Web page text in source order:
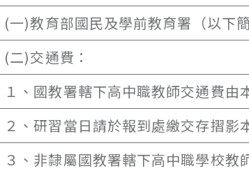
(一)教育部國民及學前教育署（以下
(二)交通費：
１、國教署轄下高中職教師交通費由
２、研習當日請於報到處繳交存摺影
３、非隸屬國教署轄下高中職學校教